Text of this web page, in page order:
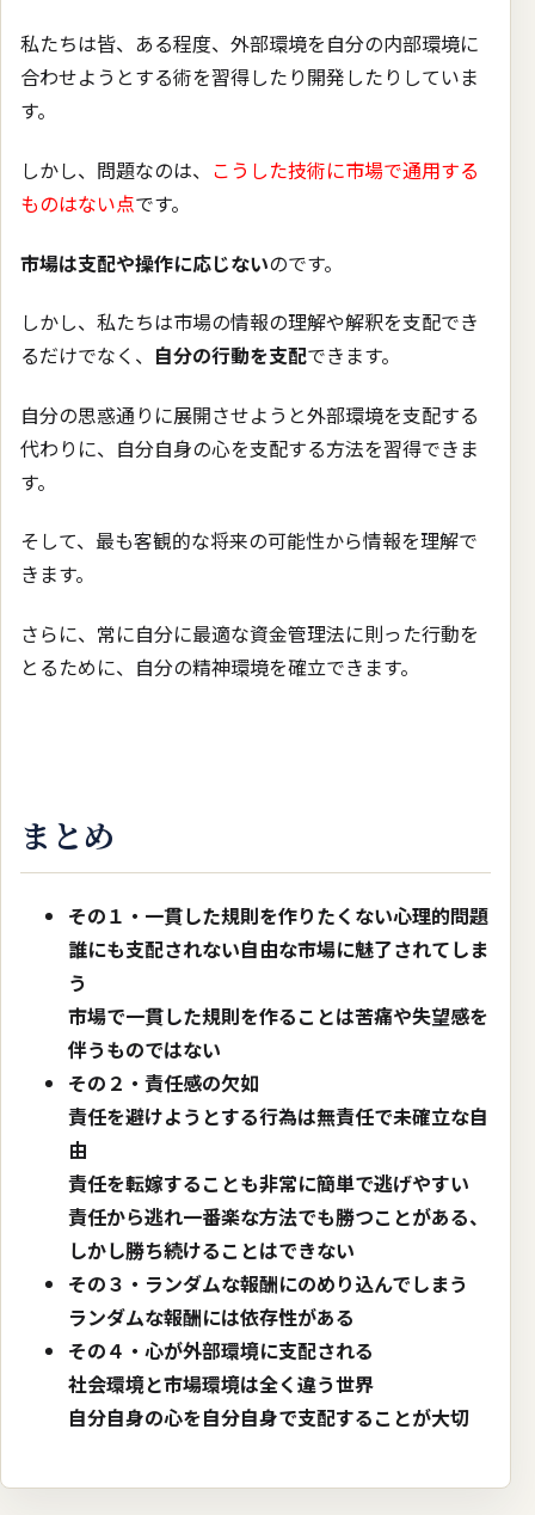
私たちは皆、ある程度、外部環境を自分の内部環境に
合わせようとする術を習得したり開発したりしていま
す。
しかし、問題なのは、 こうした技術に市場で通用する
ものはない点です。
市場は支配や操作に応じないのです。
しかし、私たちは市場の情報の理解や解釈を支配でき
るだけでなく、 自分の行動を支配できます。
自分の思惑通りに展開させようと外部環境を支配する
代わりに、自分自身の心を支配する方法を習得できま
す。
そして、最も客観的な将来の可能性から情報を理解で
きます。
さらに、常に自分に最適な資金管理法に則った行動を
とるために、自分の精神環境を確立できます。
まとめ
その１・一貫した規則を作りたくない心理的問題
誰にも支配されない自由な市場に魅了されてしま
う
市場で一貫した規則を作ることは苦痛や失望感を
伴うものではない
その２・責任感の欠如
責任を避けようとする行為は無責任で未確立な自
由
責任を転嫁することも非常に簡単で逃げやすい
責任から逃れ一番楽な方法でも勝つことがある、
しかし勝ち続けることはできない
その３・ランダムな報酬にのめり込んでしまう
ランダムな報酬には依存性がある
その４・心が外部環境に支配される
社会環境と市場環境は全く違う世界
自分自身の心を自分自身で支配することが大切